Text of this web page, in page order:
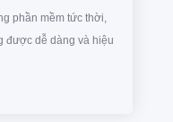
phần mềm tức thời,
được dễ dàng và hiệu